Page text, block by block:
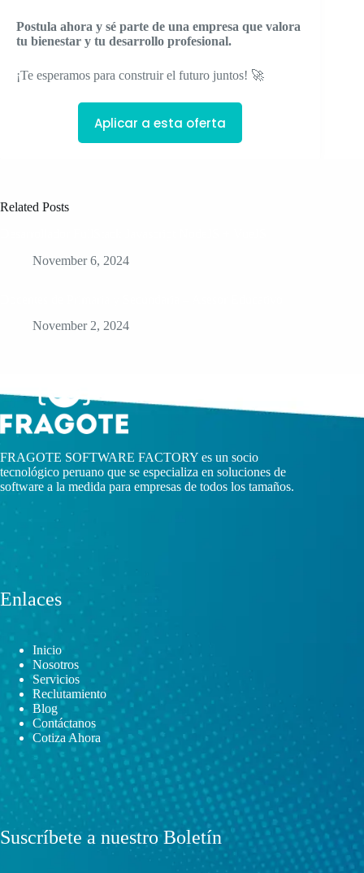
Postula ahora y sé parte de una empresa que valora
tu bienestar y tu desarrollo profesional.
¡Te esperamos para construir el futuro juntos! 🚀
Aplicar a esta oferta
Related Posts
November 6, 2024
November 2, 2024
FRAGOTE SOFTWARE FACTORY es un socio
tecnológico peruano que se especializa en soluciones de
software a la medida para empresas de todos los tamaños.
Enlaces
Inicio
Nosotros
Servicios
Reclutamiento
Blog
Contáctanos
Cotiza Ahora
Suscríbete a nuestro Boletín